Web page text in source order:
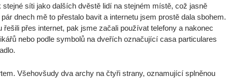
síti jako dalších dvěstě lidí na stejném místě, což jasně
dnech mě to přestalo bavit a internetu jsem prostě dala sbohem.
přes internet, pak jsme začali používat telefony a nakonec
nebo podle symbolů na dveřích označující casa particulares
Všehovšudy dva archy na čtyři strany, oznamující splněnou